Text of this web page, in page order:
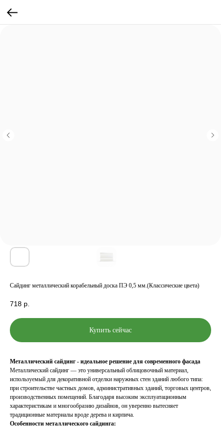
Сайдинг металлический корабельный доска ПЭ 0,5 мм.(Классические цвета)
718 р.
Купить сейчас
Металлический сайдинг - идеальное решение для современного фасада
Металлический сайдинг — это универсальный облицовочный материал,
используемый для декоративной отделки наружных стен зданий любого типа:
при строительстве частных домов, административных зданий, торговых центров,
производственных помещений. Благодаря высоким эксплуатационным
характеристикам и многообразию дизайнов, он уверенно вытесняет
традиционные материалы вроде дерева и кирпича.
Особенности металлического сайдинга: